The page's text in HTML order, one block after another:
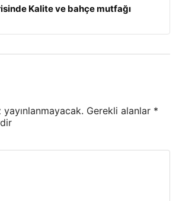
Kalite ve bahçe mutfağı
Gerekli alanlar *